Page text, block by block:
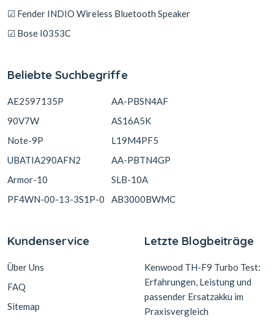
☑ Fender INDIO Wireless Bluetooth Speaker
☑ Bose I0353C
Beliebte Suchbegriffe
AE2597135P
90V7W
Note-9P
UBATIA290AFN2
Armor-10
PF4WN-00-13-3S1P-0
AA-PBSN4AF
AS16A5K
L19M4PF5
AA-PBTN4GP
SLB-10A
AB3000BWMC
Kundenservice
Über Uns
FAQ
Sitemap
Letzte Blogbeiträge
Kenwood TH-F9 Turbo Test:
Erfahrungen, Leistung und
passender Ersatzakku im
Praxisvergleich